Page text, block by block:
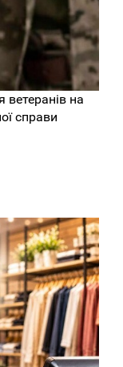
ветеранів на
справи